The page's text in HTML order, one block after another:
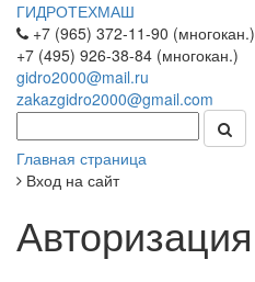
ГИДРОТЕХМАШ
+7 (965) 372-11-90 (многокан.)
+7 (495) 926-38-84 (многокан.)
gidro2000@mail.ru
zakazgidro2000@gmail.com
Главная страница
Вход на сайт
Авторизация